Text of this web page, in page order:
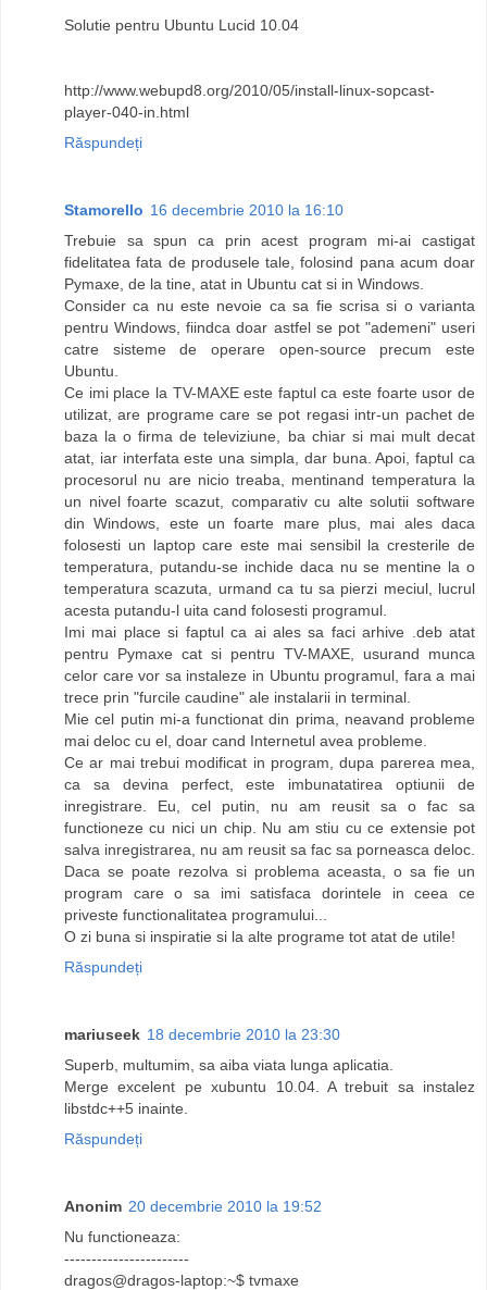
Solutie pentru Ubuntu Lucid 10.04
http://www.webupd8.org/2010/05/install-linux-sopcast-
player-040-in.html
Răspundeți
Stamorello 16 decembrie 2010 la 16:10
Trebuie sa spun ca prin acest program mi-ai castigat
fidelitatea fata de produsele tale, folosind pana acum doar
Pymaxe, de la tine, atat in Ubuntu cat si in Windows.
Consider ca nu este nevoie ca sa fie scrisa si o varianta
pentru Windows, fiindca doar astfel se pot "ademeni" useri
catre sisteme de operare open-source precum este
Ubuntu.
Ce imi place la TV-MAXE este faptul ca este foarte usor de
utilizat, are programe care se pot regasi intr-un pachet de
baza la o firma de televiziune, ba chiar si mai mult decat
atat, iar interfata este una simpla, dar buna. Apoi, faptul ca
procesorul nu are nicio treaba, mentinand temperatura la
un nivel foarte scazut, comparativ cu alte solutii software
din Windows, este un foarte mare plus, mai ales daca
folosesti un laptop care este mai sensibil la cresterile de
temperatura, putandu-se inchide daca nu se mentine la o
temperatura scazuta, urmand ca tu sa pierzi meciul, lucrul
acesta putandu-l uita cand folosesti programul.
Imi mai place si faptul ca ai ales sa faci arhive .deb atat
pentru Pymaxe cat si pentru TV-MAXE, usurand munca
celor care vor sa instaleze in Ubuntu programul, fara a mai
trece prin "furcile caudine" ale instalarii in terminal.
Mie cel putin mi-a functionat din prima, neavand probleme
mai deloc cu el, doar cand Internetul avea probleme.
Ce ar mai trebui modificat in program, dupa parerea mea,
ca sa devina perfect, este imbunatatirea optiunii de
inregistrare. Eu, cel putin, nu am reusit sa o fac sa
functioneze cu nici un chip. Nu am stiu cu ce extensie pot
salva inregistrarea, nu am reusit sa fac sa porneasca deloc.
Daca se poate rezolva si problema aceasta, o sa fie un
program care o sa imi satisfaca dorintele in ceea ce
priveste functionalitatea programului...
O zi buna si inspiratie si la alte programe tot atat de utile!
Răspundeți
mariuseek 18 decembrie 2010 la 23:30
Superb, multumim, sa aiba viata lunga aplicatia.
Merge excelent pe xubuntu 10.04. A trebuit sa instalez
libstdc++5 inainte.
Răspundeți
Anonim 20 decembrie 2010 la 19:52
Nu functioneaza:
-----------------------
dragos@dragos-laptop:~$ tvmaxe